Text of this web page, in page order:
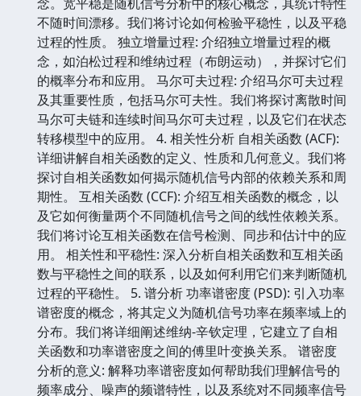
不随时间漂移。我们将讨论如何检验平稳性，以及平稳
过程的性质。 独立增量过程: 介绍独立增量过程的概
念，如泊松过程和维纳过程（布朗运动），并探讨它们
的概率分布和应用。 马尔可夫过程: 介绍马尔可夫过程
及其重要性质，包括马尔可夫性。我们将探讨离散时间
马尔可夫链和连续时间马尔可夫过程，以及它们在状态
转移模型中的应用。 4. 相关性分析 自相关函数 (ACF):
详细讲解自相关函数的定义、性质和几何意义。我们将
探讨自相关函数如何揭示随机信号内部的依赖关系和周
期性。 互相关函数 (CCF): 介绍互相关函数的概念，以
及它如何衡量两个不同随机信号之间的线性依赖关系。
我们将讨论互相关函数在信号检测、同步和估计中的应
用。 相关性和平稳性: 深入分析自相关函数和互相关函
数与平稳性之间的联系，以及如何利用它们来判断随机
过程的平稳性。 5. 谱分析 功率谱密度 (PSD): 引入功率
谱密度的概念，将其定义为随机信号功率在频率域上的
分布。我们将详细阐述维纳-辛钦定理，它建立了自相
关函数和功率谱密度之间的傅里叶变换关系。 谱密度
分析的意义: 解释功率谱密度如何帮助我们理解信号的
频率成分、噪声的频谱特性，以及系统对不同频率信号